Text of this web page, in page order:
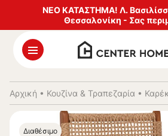
ΝΕΟ ΚΑΤΑΣΤΗΜΑ! Λ.
Θεσσαλονίκη - Σας
Αρχική • Κουζίνα & Τραπεζαρία •
Διαθέσιμο